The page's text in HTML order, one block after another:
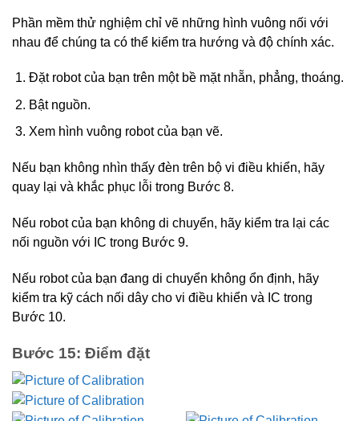
Phần mềm thử nghiệm chỉ vẽ những hình vuông nối với
nhau để chúng ta có thể kiểm tra hướng và độ chính xác.
Đặt robot của bạn trên một bề mặt nhẵn, phẳng, thoáng.
Bật nguồn.
Xem hình vuông robot của bạn vẽ.
Nếu bạn không nhìn thấy đèn trên bộ vi điều khiển, hãy
quay lại và khắc phục lỗi trong Bước 8.
Nếu robot của bạn không di chuyển, hãy kiểm tra lại các
nối nguồn với IC trong Bước 9.
Nếu robot của bạn đang di chuyển không ổn định, hãy
kiểm tra kỹ cách nối dây cho vi điều khiển và IC trong
Bước 10.
Bước 15: Điểm đặt